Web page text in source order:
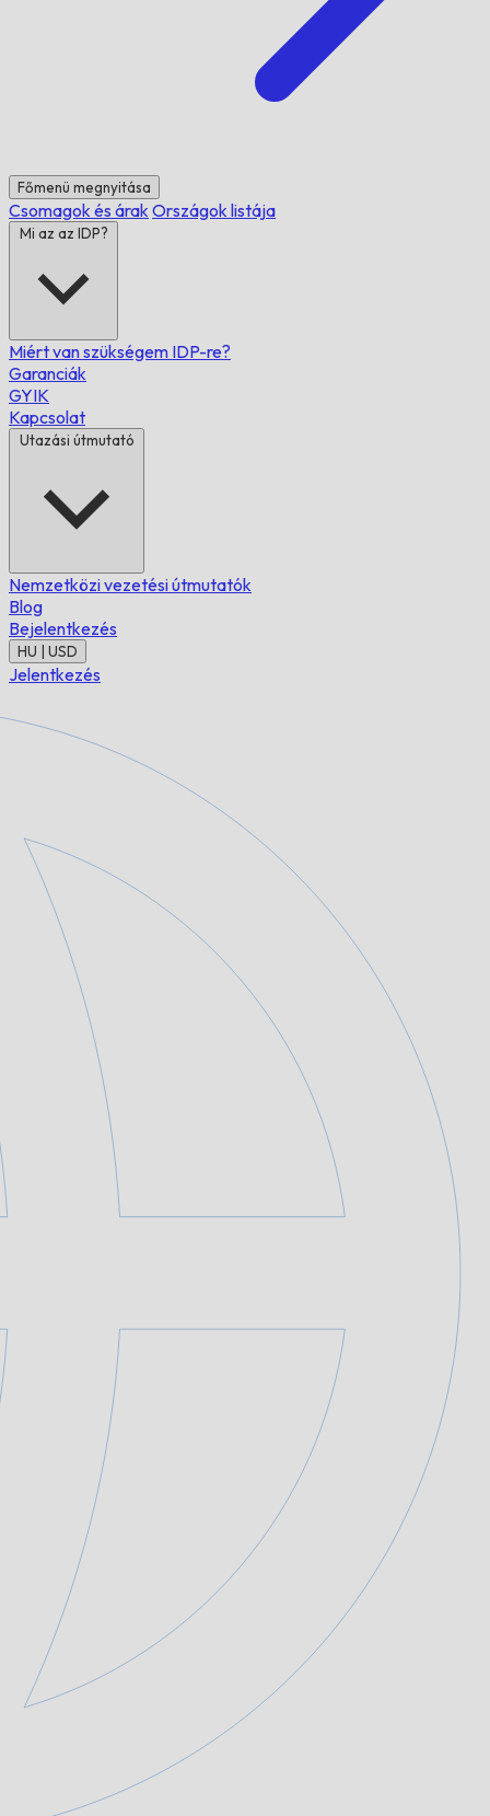
Főmenü megnyitása
Csomagok és árak Országok listája
Mi az az IDP?
Miért van szükségem IDP-re?
Garanciák
GYIK
Kapcsolat
Utazási útmutató
Nemzetközi vezetési útmutatók
Blog
Bejelentkezés
HU | USD
Jelentkezés